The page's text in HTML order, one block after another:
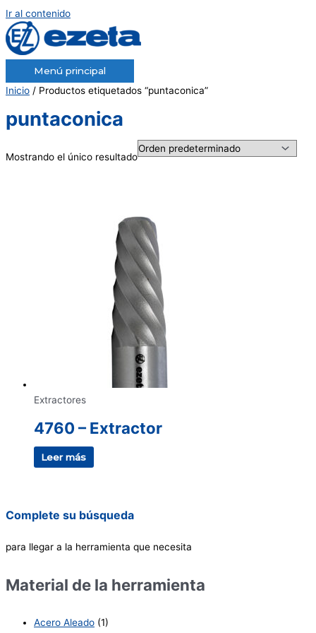
Ir al contenido
Menú principal
Inicio / Productos etiquetados “puntaconica”
puntaconica
Mostrando el único resultado
Extractores
4760 – Extractor
Leer más
Complete su búsqueda
para llegar a la herramienta que necesita
Material de la herramienta
Acero Aleado (1)